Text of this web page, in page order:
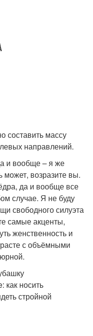
составить массу
направлений.
и вообще – я же
может, возразите вы.
да и вообще все
случае. Я не буду
свободного силуэта
самые акценты,
женственность и
с объёмными